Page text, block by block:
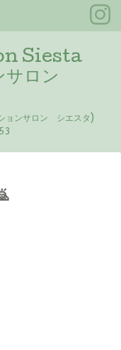
Siesta
サロン
ンサロン シエスタ)